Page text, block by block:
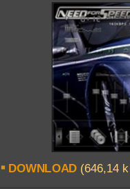
DOWNLOAD (646,14